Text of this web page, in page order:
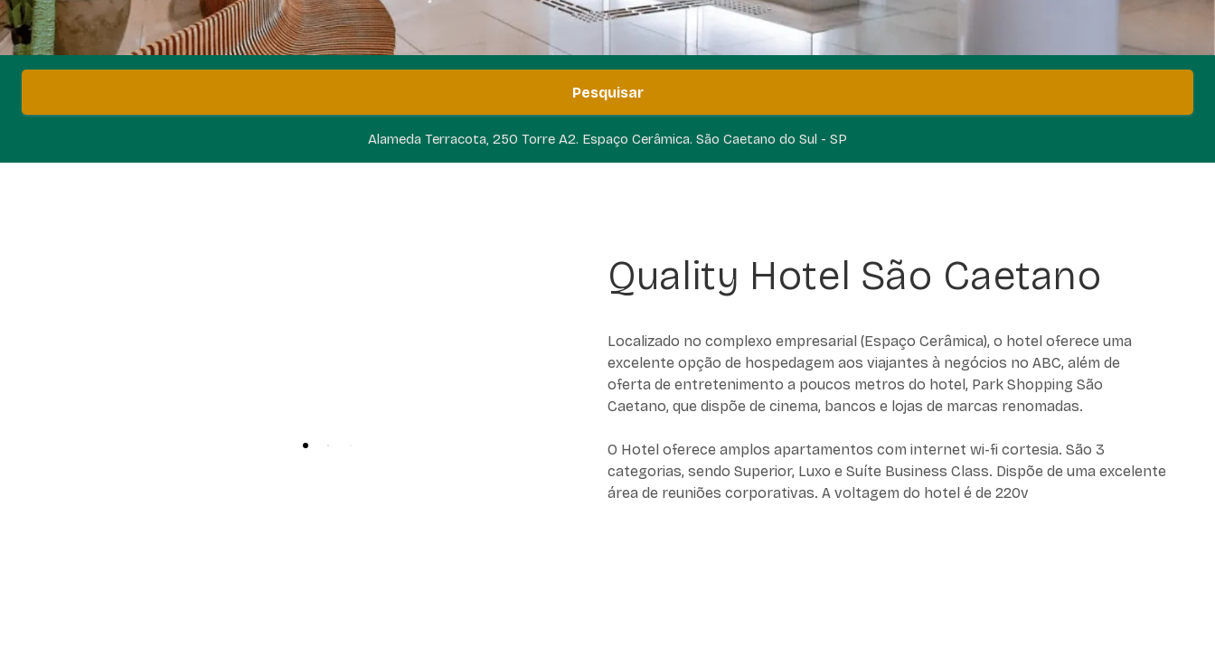
Pesquisar
Alameda Terracota, 250 Torre A2. Espaço Cerâmica. São Caetano do Sul - SP
Quality Hotel São Caetano
Localizado no complexo empresarial (Espaço Cerâmica), o hotel oferece uma
excelente opção de hospedagem aos viajantes à negócios no ABC, além de
oferta de entretenimento a poucos metros do hotel, Park Shopping São
Caetano, que dispõe de cinema, bancos e lojas de marcas renomadas.
O Hotel oferece amplos apartamentos com internet wi-fi cortesia. São 3
categorias, sendo Superior, Luxo e Suíte Business Class. Dispõe de uma excelente
área de reuniões corporativas. A voltagem do hotel é de 220v